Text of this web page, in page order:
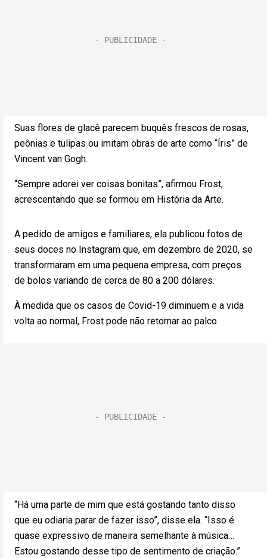
Suas flores de glacê parecem buquês frescos de rosas,
peônias e tulipas ou imitam obras de arte como “Íris” de
Vincent van Gogh.
“Sempre adorei ver coisas bonitas”, afirmou Frost,
acrescentando que se formou em História da Arte.
A pedido de amigos e familiares, ela publicou fotos de
seus doces no Instagram que, em dezembro de 2020, se
transformaram em uma pequena empresa, com preços
de bolos variando de cerca de 80 a 200 dólares.
À medida que os casos de Covid-19 diminuem e a vida
volta ao normal, Frost pode não retornar ao palco.
“Há uma parte de mim que está gostando tanto disso
que eu odiaria parar de fazer isso”, disse ela. “Isso é
quase expressivo de maneira semelhante à música…
Estou gostando desse tipo de sentimento de criação.”